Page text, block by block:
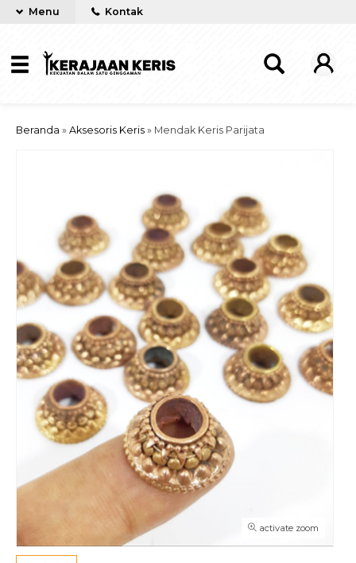
Menu Kontak
Beranda » Aksesoris Keris » Mendak Keris Parijata
activate zoom